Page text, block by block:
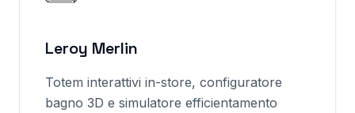
Leroy Merlin
Totem interattivi in-store, configuratore
bagno 3D e simulatore efficientamento